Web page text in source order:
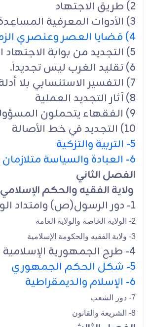
2) طريق الاجتهاد
3) الأدوات المعرفية المساعِدة
4) قضايا العصر وعنصري الزمان والمكان
5) التجديد من بوابة الاجتهاد الشامل
6) تقليد الغرب ليس تجديداً.
7) التفسير الاستنسابي بلا أدلة ليس تجديداً
8) آثار التجديد العملية
9) الفقهاء يتحملون المسؤولية
10) التجديد في خط الأصالة
5- التربية والتزكية
6- العبادة والسياسة متلازمان
الفصل الثاني
ولاية الفقيه والحكم الإسلامي
1- دور الرسول(ص) وامتداد الولاية
2- الولاية الخاصة والولاية العامة
3- ولاية الفقيه والحكومة الإسلامية
4- طرح الجمهورية الإسلامية
5- شكل الحكم الجمهوري
6- الإسلام والديمقراطية
7- دور الشعب
8- الشريعة والقانون